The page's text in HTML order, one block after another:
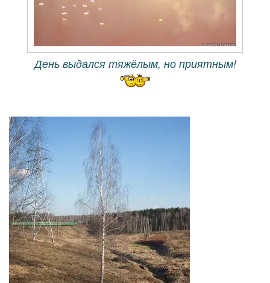
День выдался тяжёлым, но приятным!